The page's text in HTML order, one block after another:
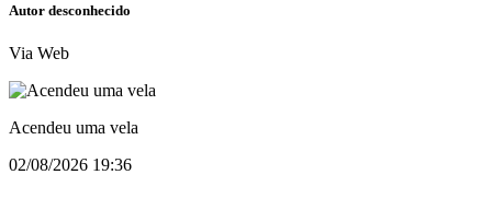
Autor desconhecido
Via Web
Acendeu uma vela
02/08/2026 19:36